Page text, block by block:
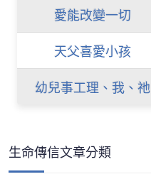
愛能改變一切
天父喜愛小孩
幼兒事工理、我、祂
生命傳信文章分類